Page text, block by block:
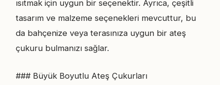
ısıtmak için uygun bir seçenektir. Ayrıca, çeşitli
tasarım ve malzeme seçenekleri mevcuttur, bu
da bahçenize veya terasınıza uygun bir ateş
çukuru bulmanızı sağlar.
### Büyük Boyutlu Ateş Çukurları